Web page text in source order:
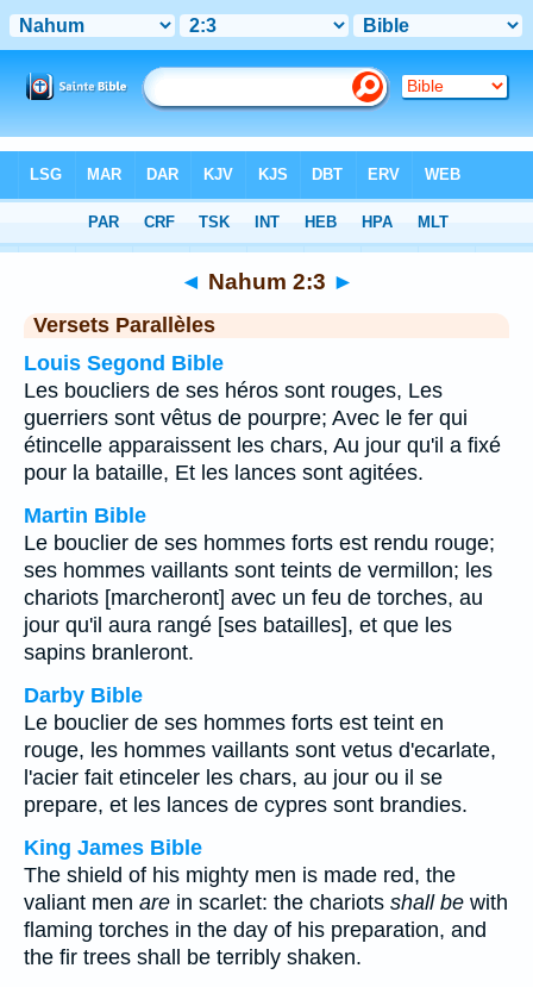
Chapitre 2> Verset 3
◄ Nahum 2:3 ►
Versets Parallèles
Louis Segond Bible
Les boucliers de ses héros sont rouges, Les
guerriers sont vêtus de pourpre; Avec le fer qui
étincelle apparaissent les chars, Au jour qu'il a fixé
pour la bataille, Et les lances sont agitées.
Martin Bible
Le bouclier de ses hommes forts est rendu rouge;
ses hommes vaillants sont teints de vermillon; les
chariots [marcheront] avec un feu de torches, au
jour qu'il aura rangé [ses batailles], et que les
sapins branleront.
Darby Bible
Le bouclier de ses hommes forts est teint en
rouge, les hommes vaillants sont vetus d'ecarlate,
l'acier fait etinceler les chars, au jour ou il se
prepare, et les lances de cypres sont brandies.
King James Bible
The shield of his mighty men is made red, the
valiant men are in scarlet: the chariots shall be with
flaming torches in the day of his preparation, and
the fir trees shall be terribly shaken.